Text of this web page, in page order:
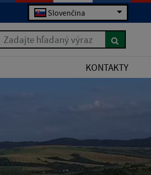
Slovenčina
Zadajte hľadaný výraz
KONTAKTY